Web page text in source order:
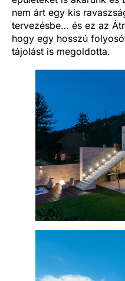
nem árt egy kis
tervezésbe… és ez az
hogy egy hosszú
tájolást is megoldotta.